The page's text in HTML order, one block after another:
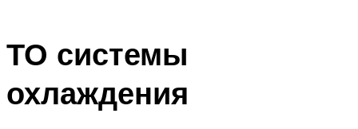
ТО системы
охлаждения